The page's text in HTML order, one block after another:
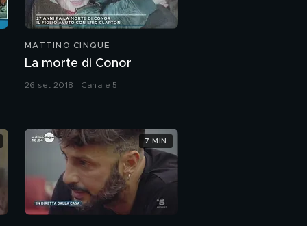
MATTINO CINQUE
La morte di Conor
26 set 2018 | Canale 5
7 MIN